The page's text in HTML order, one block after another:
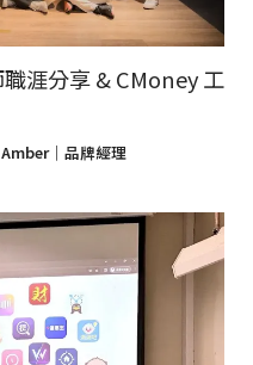
涯分享 & CMoney 工
Amber｜品牌經理